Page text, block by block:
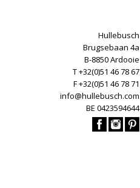
Hullebusch
Brugsebaan 4a
B-8850 Ardooie
T +32(0)51 46 78 67
F +32(0)51 46 78 71
info@hullebusch.com
BE 0423594644